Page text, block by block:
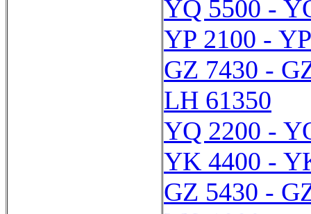
YQ 5500 -
YP 2100 -
GZ 7430 -
LH 61350
YQ 2200 -
YK 4400 -
GZ 5430 -